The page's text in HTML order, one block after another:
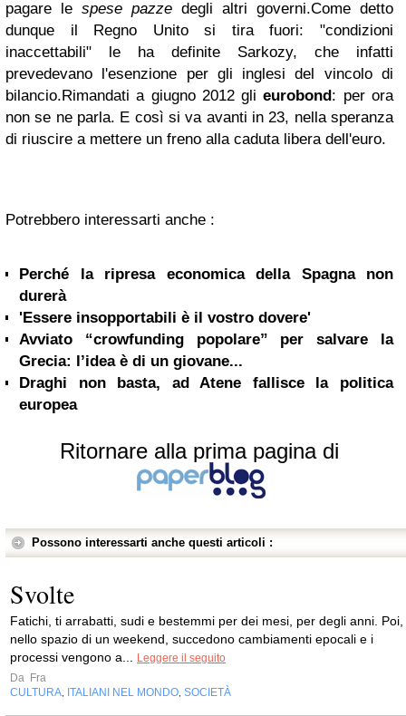
pagare le spese pazze degli altri governi.Come detto
dunque il Regno Unito si tira fuori: "condizioni
inaccettabili" le ha definite Sarkozy, che infatti
prevedevano l'esenzione per gli inglesi del vincolo di
bilancio.Rimandati a giugno 2012 glieurobond: per ora
non se ne parla. E così si va avanti in 23, nella speranza
di riuscire a mettere un freno alla caduta libera dell'euro.
Potrebbero interessarti anche :
Perché la ripresa economica della Spagna non
durerà
'Essere insopportabili è il vostro dovere'
Avviato “crowfunding popolare” per salvare la
Grecia: l’idea è di un giovane...
Draghi non basta, ad Atene fallisce la politica
europea
Ritornare alla prima pagina di
Possono interessarti anche questi articoli :
Svolte
Fatichi, ti arrabatti, sudi e bestemmi per dei mesi, per degli anni. Poi,
nello spazio di un weekend, succedono cambiamenti epocali e i
processi vengono a...
Leggere il seguito
Da Fra
CULTURA
ITALIANI NEL MONDO SOCIETÀ